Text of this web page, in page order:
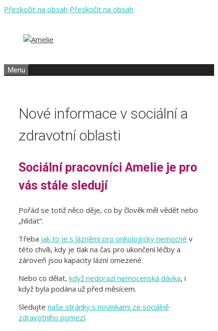
Přeskočit na obsah Přeskočit na obsah
Menu
Nové informace v sociální a
zdravotní oblasti
Sociální pracovníci Amelie je pro
vás stále sledují
Pořád se totiž něco děje, co by člověk měl vědět nebo
„hlídat“.
Třeba jak to je s lázněmi pro onkologicky nemocné v
této chvíli, kdy je tlak na čas pro ukončení léčby a
zároveň jsou kapacity lázní omezené.
Nebo co dělat, když nedorazí nemocenská dávka, i
když byla podána už před měsícem.
Sledujte naše stránky s novinkami ze sociálně
zdravotního pomezí.